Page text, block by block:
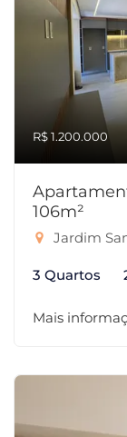
R$ 1.200.000
106m²
Jardim
3 Quartos
Mais